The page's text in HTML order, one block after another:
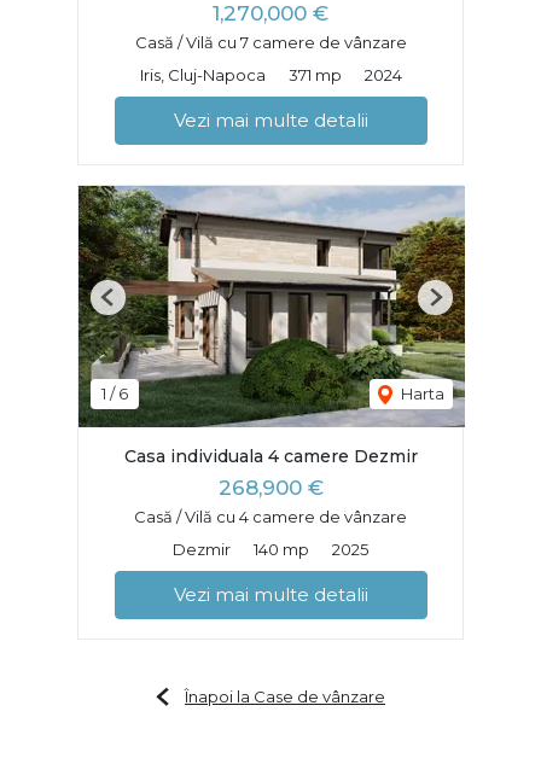
1,270,000 €
Casă / Vilă cu 7 camere de vânzare
Iris, Cluj-Napoca
371 mp 2024
Vezi mai multe detalii
1 /6 Harta
Previous Next
Casa individuala 4 camere Dezmir
268,900 €
Casă / Vilă cu 4 camere de vânzare
Dezmir
140 mp 2025
Vezi mai multe detalii
Înapoi la Case de vânzare